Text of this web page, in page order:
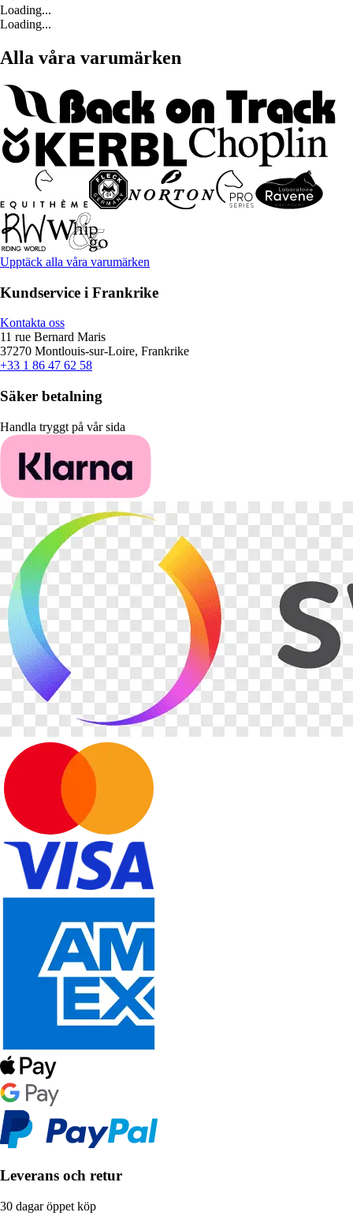
Loading...
Loading...
Alla våra varumärken
Upptäck alla våra varumärken
Kundservice i Frankrike
Kontakta oss
11 rue Bernard Maris
37270 Montlouis-sur-Loire, Frankrike
+33 1 86 47 62 58
Säker betalning
Handla tryggt på vår sida
Leverans och retur
30 dagar öppet köp